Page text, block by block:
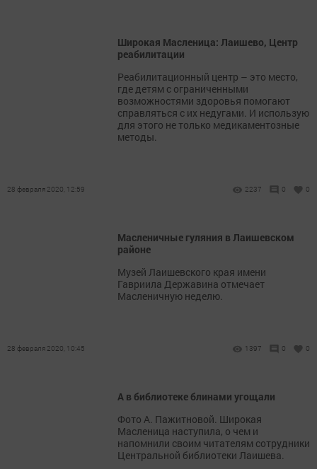
Широкая Масленица: Лаишево, Центр
реабилитации
Реабилитационный центр – это место,
где детям с ограниченными
возможностями здоровья помогают
справляться с их недугами. И использую
для этого не только медикаментозные
методы.
28 февраля 2020, 12:59 2237 0 0
Масленичные гуляния в Лаишевском
районе
Музей Лаишевского края имени
Гавриила Державина отмечает
Масленичную неделю.
28 февраля 2020, 10:45 1397 0 0
А в библиотеке блинами угощали
Фото А. Пажитновой. Широкая
Масленица наступила, о чем и
напомнили своим читателям сотрудники
Центральной библиотеки Лаишева.